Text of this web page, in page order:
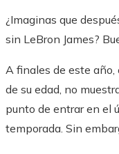
¿Imaginas que
sin LeBron James?
A finales de este
de su edad, no
punto de entrar en el
temporada. Sin